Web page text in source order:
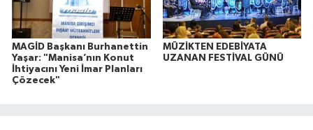
MAGİD Başkanı Burhanettin
Yaşar: "Manisa’nın Konut
İhtiyacını Yeni İmar Planları
Çözecek"
MÜZİKTEN EDEBİYATA
UZANAN FESTİVAL GÜNÜ